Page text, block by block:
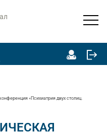
«Психиатрия двух столиц.